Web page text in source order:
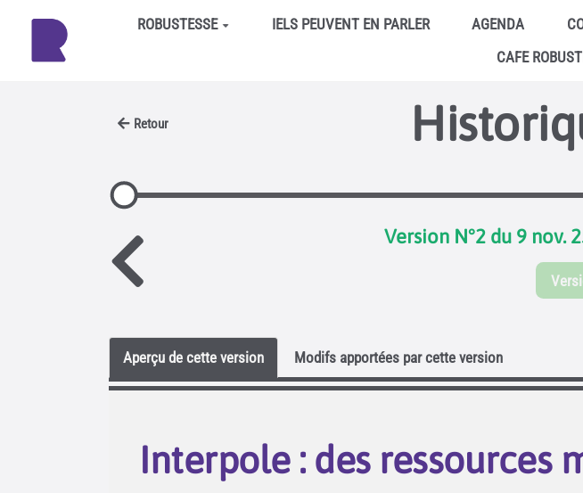
Aller au contenu principalROBUSTESSE IELS PEUVENT EN PARLER AGENDA
CAFE
Retour
Version N°2 du 9 nov.
Aperçu de cette version Modifs apportées par cette version
Interpole : des ressources